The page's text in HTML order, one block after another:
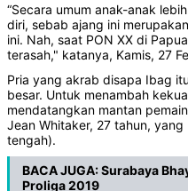
“Secara umum anak-anak
diri, sebab ajang ini
ini. Nah, saat PON XX di
terasah," katanya, Kamis, 27
Pria yang akrab disapa Ibag
besar. Untuk menambah
mendatangkan mantan
Jean Whitaker, 27 tahun, yang
tengah).
BACA JUGA:Surabaya
Proliga 2019